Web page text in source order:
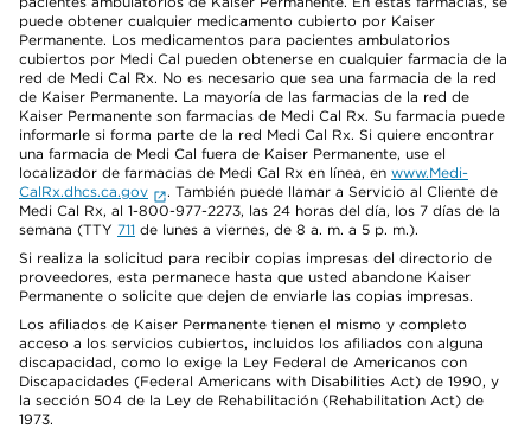
puede obtener cualquier medicamento cubierto por Kaiser
Permanente. Los medicamentos para pacientes ambulatorios
cubiertos por Medi Cal pueden obtenerse en cualquier farmacia de la
red de Medi Cal Rx. No es necesario que sea una farmacia de la red
de Kaiser Permanente. La mayoría de las farmacias de la red de
Kaiser Permanente son farmacias de Medi Cal Rx. Su farmacia puede
informarle si forma parte de la red Medi Cal Rx. Si quiere encontrar
una farmacia de Medi Cal fuera de Kaiser Permanente, use el
localizador de farmacias de Medi Cal Rx en línea, en www.Medi-
CalRx.dhcs.ca.gov
. También puede llamar a Servicio al Cliente de
Medi Cal Rx, al 1-800-977-2273, las 24 horas del día, los 7 días de la
semana (TTY 711 de lunes a viernes, de 8 a. m. a 5 p. m.).
Si realiza la solicitud para recibir copias impresas del directorio de
proveedores, esta permanece hasta que usted abandone Kaiser
Permanente o solicite que dejen de enviarle las copias impresas.
Los afiliados de Kaiser Permanente tienen el mismo y completo
acceso a los servicios cubiertos, incluidos los afiliados con alguna
discapacidad, como lo exige la Ley Federal de Americanos con
Discapacidades (Federal Americans with Disabilities Act) de 1990, y
la sección 504 de la Ley de Rehabilitación (Rehabilitation Act) de
1973.